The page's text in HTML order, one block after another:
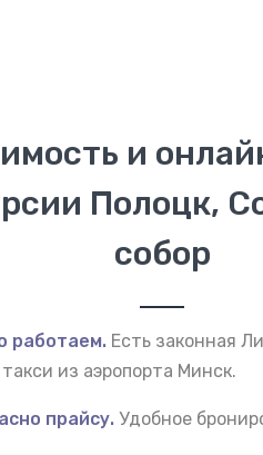
и
Полоцк,
собор
работаем. Есть законная
из аэропорта Минск.
прайсу. Удобное